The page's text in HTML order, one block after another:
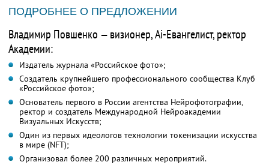
ПОДРОБНЕЕ О ПРЕДЛОЖЕНИИ
Владимир Повшенко — визионер, Ai-Евангелист, ректор
Академии:
Издатель журнала «Российское фото»;
Создатель крупнейшего профессионального сообщества Клуб
«Российское фото»;
Основатель первого в России агентства Нейрофотографии,
ректор и создатель Международной Нейроакадемии
Визуальных Искусств;
Один из первых идеологов технологии токенизации искусства
в мире (NFT);
Организовал более 200 различных мероприятий.